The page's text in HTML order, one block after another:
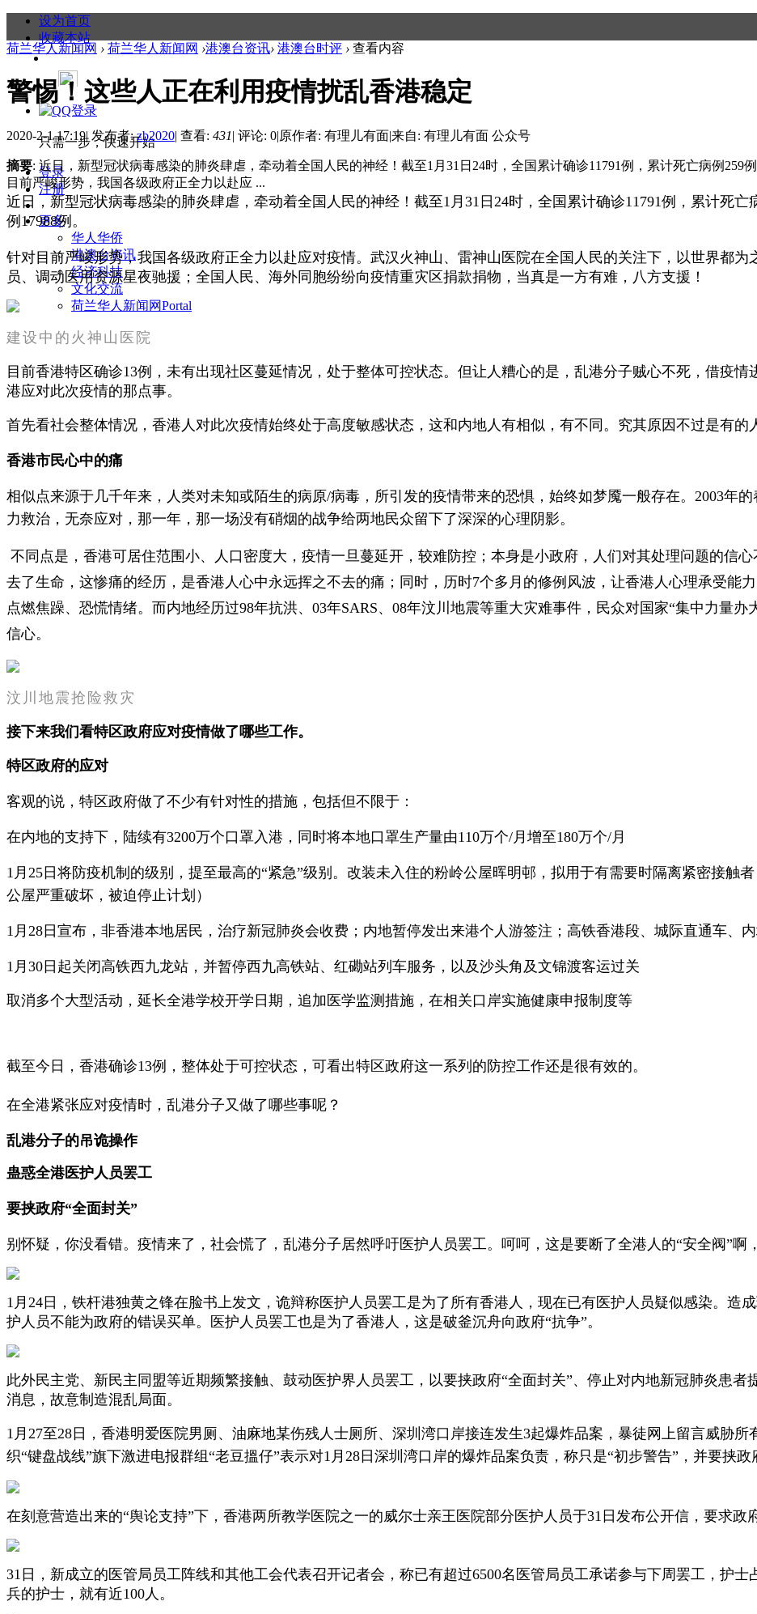
设为首页
收藏本站
只需一步，快速开始
登录
注册
更多
华人华侨
港澳台资讯
经济科技
文化交流
荷兰华人新闻网Portal
荷兰华人新闻网 › 荷兰华人新闻网 ›港澳台资讯› 港澳台时评 › 查看内容
警惕！这些人正在利用疫情扰乱香港稳定
2020-2-1 17:19|发布者:zb2020| 查看: 431| 评论: 0|原作者: 有理儿有面|来自: 有理儿有面 公众号
摘要: 近日，新型冠状病毒感染的肺炎肆虐，牵动着全国人民的神经！截至1月31日24时，全国累计确诊11791例，累计死亡病例259
目前严峻形势，我国各级政府正全力以赴应 ...
近日，新型冠状病毒感染的肺炎肆虐，牵动着全国人民的神经！截至1月31日24时，全国累计确诊11791例，累计死
例17988例。
针对目前严峻形势，我国各级政府正全力以赴应对疫情。武汉火神山、雷神山医院在全国人民的关注下，以世界都
员、调动医用资源星夜驰援；全国人民、海外同胞纷纷向疫情重灾区捐款捐物，当真是一方有难，八方支援！
建设中的火神山医院
目前香港特区确诊13例，未有出现社区蔓延情况，处于整体可控状态。但让人糟心的是，乱港分子贼心不死，借疫
港应对此次疫情的那点事。
首先看社会整体情况，香港人对此次疫情始终处于高度敏感状态，这和内地人有相似，有不同。究其原因不过是有的
香港市民心中的痛
相似点来源于几千年来，人类对未知或陌生的病原/病毒，所引发的疫情带来的恐惧，始终如梦魇一般存在。2003年
力救治，无奈应对，那一年，那一场没有硝烟的战争给两地民众留下了深深的心理阴影。
不同点是，香港可居住范围小、人口密度大，疫情一旦蔓延开，较难防控；本身是小政府，人们对其处理问题的信
去了生命，这惨痛的经历，是香港人心中永远挥之不去的痛；同时，历时7个多月的修例风波，让香港人心理承受能
点燃焦躁、恐慌情绪。而内地经历过98年抗洪、03年SARS、08年汶川地震等重大灾难事件，民众对国家“集中力量
信心。
汶川地震抢险救灾
接下来我们看特区政府应对疫情做了哪些工作。
特区政府的应对
客观的说，特区政府做了不少有针对性的措施，包括但不限于：
在内地的支持下，陆续有3200万个口罩入港，同时将本地口罩生产量由110万个/月增至180万个/月
1月25日将防疫机制的级别，提至最高的“紧急”级别。改装未入住的粉岭公屋晖明邨，拟用于有需要时隔离紧密接触
公屋严重破坏，被迫停止计划）
1月28日宣布，非香港本地居民，治疗新冠肺炎会收费；内地暂停发出来港个人游签注；高铁香港段、城际直通车、
1月30日起关闭高铁西九龙站，并暂停西九高铁站、红磡站列车服务，以及沙头角及文锦渡客运过关
取消多个大型活动，延长全港学校开学日期，追加医学监测措施，在相关口岸实施健康申报制度等
截至今日，香港确诊13例，整体处于可控状态，可看出特区政府这一系列的防控工作还是很有效的。
在全港紧张应对疫情时，乱港分子又做了哪些事呢？
乱港分子的吊诡操作
蛊惑全港医护人员罢工
要挟政府“全面封关”
别怀疑，你没看错。疫情来了，社会慌了，乱港分子居然呼吁医护人员罢工。呵呵，这是要断了全港人的“安全阀”啊
1月24日，铁杆港独黄之锋在脸书上发文，诡辩称医护人员罢工是为了所有香港人，现在已有医护人员疑似感染。造
护人员不能为政府的错误买单。医护人员罢工也是为了香港人，这是破釜沉舟向政府“抗争”。
此外民主党、新民主同盟等近期频繁接触、鼓动医护界人员罢工，以要挟政府“全面封关”、停止对内地新冠肺炎患
消息，故意制造混乱局面。
1月27至28日，香港明爱医院男厕、油麻地某伤残人士厕所、深圳湾口岸接连发生3起爆炸品案，暴徒网上留言威胁
织“键盘战线”旗下激进电报群组“老豆搵仔”表示对1月28日深圳湾口岸的爆炸品案负责，称只是“初步警告”，并要挟政
在刻意营造出来的“舆论支持”下，香港两所教学医院之一的威尔士亲王医院部分医护人员于31日发布公开信，要求政
31日，新成立的医管局员工阵线和其他工会代表召开记者会，称已有超过6500名医管局员工承诺参与下周罢工，护
兵的护士，就有近100人。